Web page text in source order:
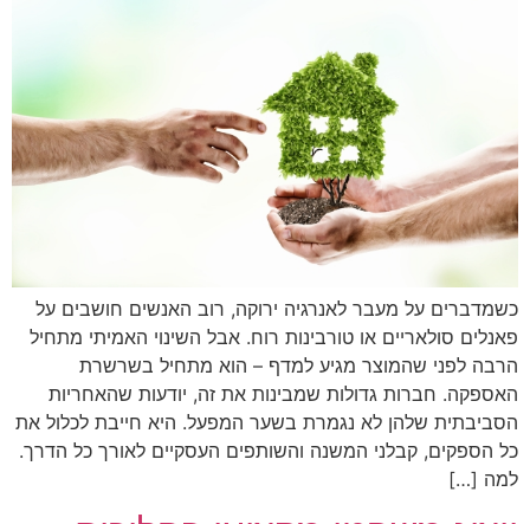
כשמדברים על מעבר לאנרגיה ירוקה, רוב האנשים חושבים על
פאנלים סולאריים או טורבינות רוח. אבל השינוי האמיתי מתחיל
הרבה לפני שהמוצר מגיע למדף – הוא מתחיל בשרשרת
האספקה. חברות גדולות שמבינות את זה, יודעות שהאחריות
הסביבתית שלהן לא נגמרת בשער המפעל. היא חייבת לכלול את
כל הספקים, קבלני המשנה והשותפים העסקיים לאורך כל הדרך.
למה […]